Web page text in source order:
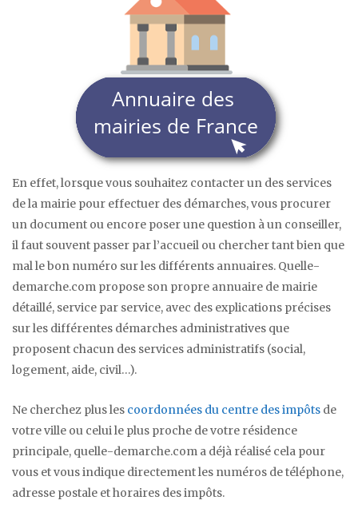
En effet, lorsque vous souhaitez contacter un des services
de la mairie pour effectuer des démarches, vous procurer
un document ou encore poser une question à un conseiller,
il faut souvent passer par l’accueil ou chercher tant bien que
mal le bon numéro sur les différents annuaires. Quelle-
demarche.com propose son propre annuaire de mairie
détaillé, service par service, avec des explications précises
sur les différentes démarches administratives que
proposent chacun des services administratifs (social,
logement, aide, civil…).
Ne cherchez plus les coordonnées du centre des impôts de
votre ville ou celui le plus proche de votre résidence
principale, quelle-demarche.com a déjà réalisé cela pour
vous et vous indique directement les numéros de téléphone,
adresse postale et horaires des impôts.